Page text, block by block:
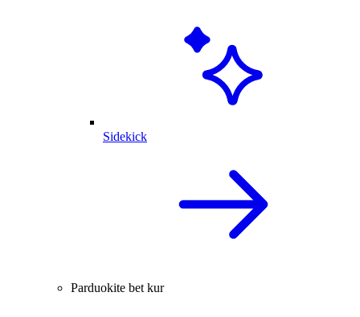
Sidekick
Parduokite bet kur